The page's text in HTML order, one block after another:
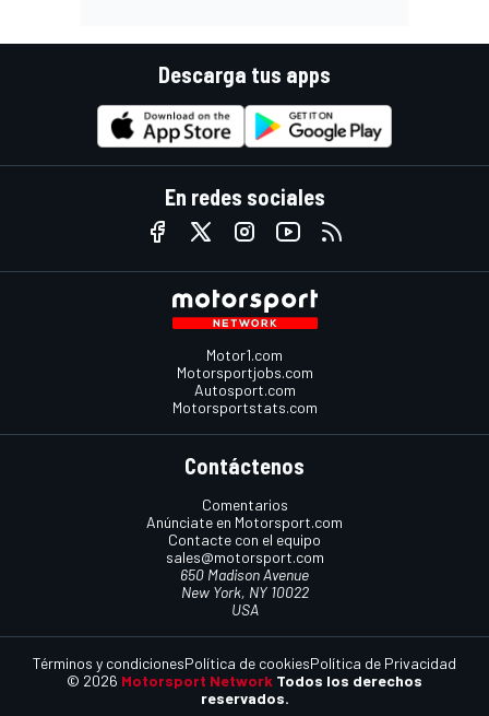
Descarga tus apps
En redes sociales
Motor1.com
Motorsportjobs.com
Autosport.com
Motorsportstats.com
Contáctenos
Comentarios
Anúnciate en Motorsport.com
Contacte con el equipo
sales@motorsport.com
650 Madison Avenue
New York, NY 10022
USA
© 2026 Motorsport Network Todos los derechos
reservados.
Términos y condicionesPolítica de cookiesPolítica de Privacidad